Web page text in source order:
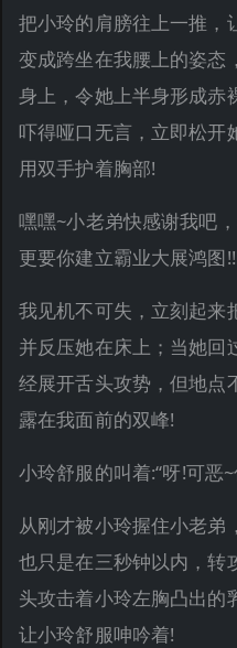
把小玲的肩膀往上一推，
变成跨坐在我腰上的姿态
身上，令她上半身形成赤
吓得哑口无言，立即松开
用双手护着胸部!
嘿嘿~小老弟快感谢我吧
更要你建立霸业大展鸿图
我见机不可失，立刻起来
并反压她在床上；当她回
经展开舌头攻势，但地点
露在我面前的双峰!
小玲舒服的叫着:“呀!可恶
从刚才被小玲握住小老弟
也只是在三秒钟以内，转
头攻击着小玲左胸凸出的
让小玲舒服呻吟着!